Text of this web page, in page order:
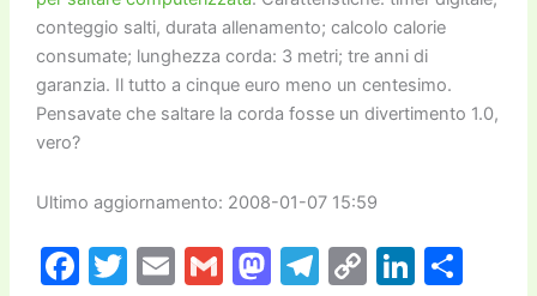
conteggio salti, durata allenamento; calcolo calorie
consumate; lunghezza corda: 3 metri; tre anni di
garanzia. Il tutto a cinque euro meno un centesimo.
Pensavate che saltare la corda fosse un divertimento 1.0,
vero?
Ultimo aggiornamento: 2008-01-07 15:59
F T E G M T C Li C